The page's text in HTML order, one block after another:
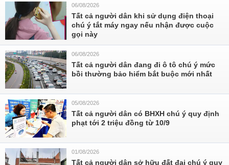
06/08/2026
Tất cả người dân khi sử dụng điện thoại
chú ý tắt máy ngay nếu nhận được cuộc
gọi này
06/08/2026
Tất cả người dân đang đi ô tô chú ý mức
bồi thường bảo hiểm bắt buộc mới nhất
05/08/2026
Tất cả người dân có BHXH chú ý quy định
phạt tới 2 triệu đồng từ 10/9
01/08/2026
Tất cả người dân sở hữu đất đai chú ý quy